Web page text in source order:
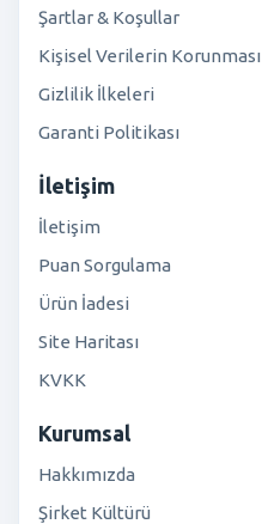
Şartlar & Koşullar
Kişisel Verilerin Korunması
Gizlilik İlkeleri
Garanti Politikası
İletişim
İletişim
Puan Sorgulama
Ürün İadesi
Site Haritası
KVKK
Kurumsal
Hakkımızda
Şirket Kültürü